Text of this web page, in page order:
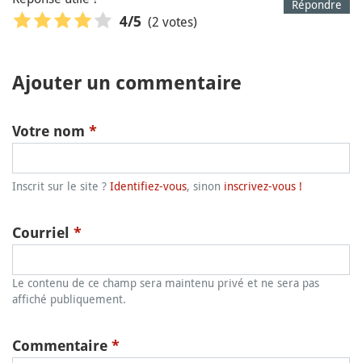
Répondre
4/5 (2 votes)
Ajouter un commentaire
Votre nom *
Inscrit sur le site ? Identifiez-vous, sinon inscrivez-vous !
Courriel *
Le contenu de ce champ sera maintenu privé et ne sera pas
affiché publiquement.
Commentaire *